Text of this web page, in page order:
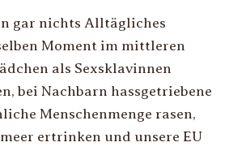
gar nichts Alltägliches
Moment im mittleren
als Sexsklavinnen
bei Nachbarn hassgetriebene
Menschenmenge rasen,
ertrinken und unsere EU